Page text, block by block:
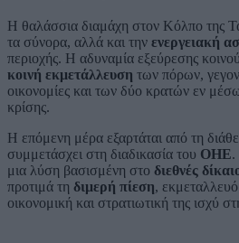
Η θαλάσσια διαμάχη στον Κόλπο της
τα σύνορα, αλλά και την ενεργειακή
περιοχής. Η αδυναμία εξεύρεσης
κοινή εκμετάλλευση των πόρων,
οικονομίες και των δύο κρατών εν
κρίσης.
Η επόμενη μέρα εξαρτάται από τη
συμμετάσχει στη διαδικασία του ΟΗΕ.
μια λύση βασισμένη στο διεθνές
προτιμά τη διμερή πίεση,
οικονομική και στρατιωτική της ισχύ